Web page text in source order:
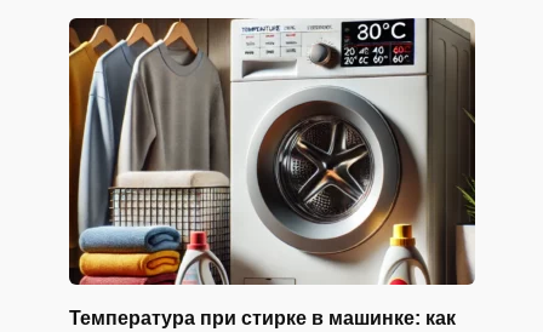
Температура при стирке в машинке: как